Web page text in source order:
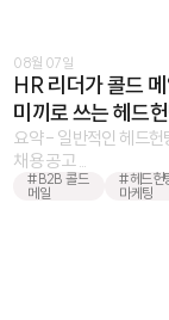
08월 07일
HR 리더가 콜드
미끼로 쓰는 헤드
요약 - 일반적인 헤드
채용 공고 ...
#B2B 콜드
메일
#헤드헌
마케팅